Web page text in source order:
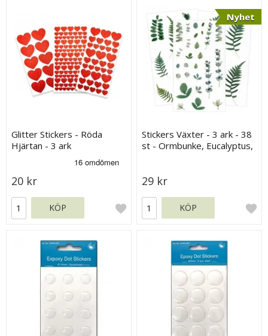
Glitter Stickers - Röda
Hjärtan - 3 ark
20 kr
KÖP
Nyhet
Stickers Växter - 3 ark - 38
st - Ormbunke, Eucalyptus,
29 kr
KÖP